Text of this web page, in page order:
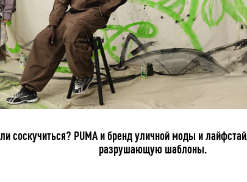
соскучиться? PUMA и бренд уличной моды и
разрушающую шаблоны.